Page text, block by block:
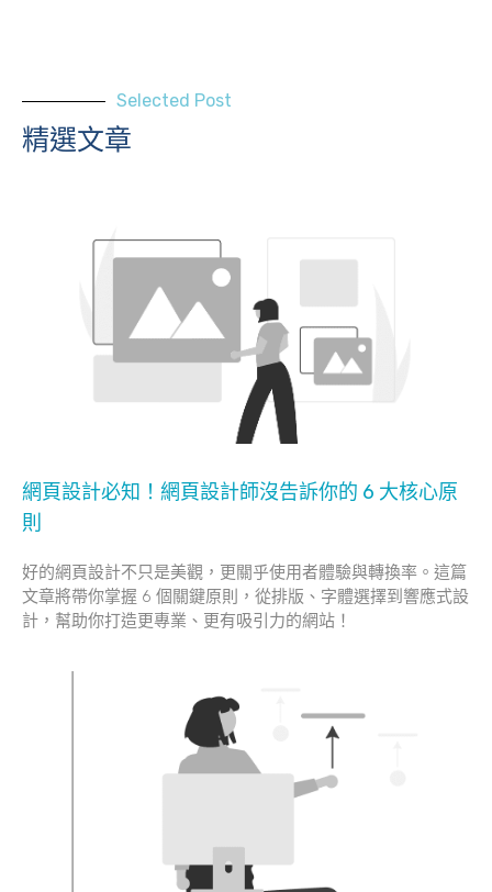
Selected Post
精選文章
網頁設計必知！網頁設計師沒告訴你的 6 大核心原
則
好的網頁設計不只是美觀，更關乎使用者體驗與轉換率。這篇
文章將帶你掌握 6 個關鍵原則，從排版、字體選擇到響應式設
計，幫助你打造更專業、更有吸引力的網站！